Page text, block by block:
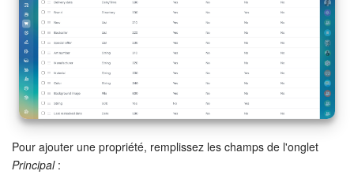
Pour ajouter une propriété, remplissez les champs de l'onglet
Principal: